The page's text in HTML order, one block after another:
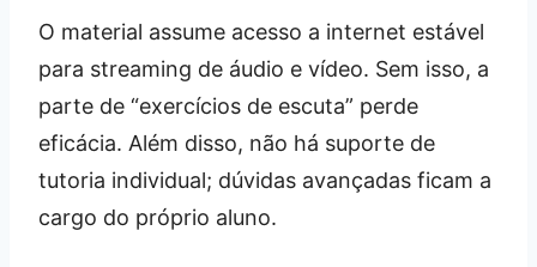
O material assume acesso a internet estável
para streaming de áudio e vídeo. Sem isso, a
parte de “exercícios de escuta” perde
eficácia. Além disso, não há suporte de
tutoria individual; dúvidas avançadas ficam a
cargo do próprio aluno.